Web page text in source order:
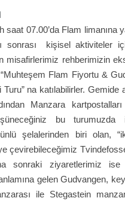
saat 07.00’da Flam limanına
sonrası kişisel aktiviteler
misafirlerimiz rehberimizin
Flam Fiyortu &
na katılabilirler. Gemide
Manzara
bu turumuzda
şelalerinden biri olan,
çevirebileceğimiz
sonraki ziyaretlerimiz ise
gelen Gudvangen,
ile Stegastein